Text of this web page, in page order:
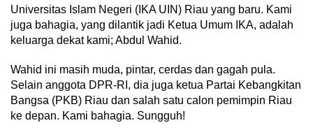
Universitas Islam Negeri (IKA UIN) Riau yang baru. Kami
juga bahagia, yang dilantik jadi Ketua Umum IKA, adalah
keluarga dekat kami; Abdul Wahid.
Wahid ini masih muda, pintar, cerdas dan gagah pula.
Selain anggota DPR-RI, dia juga ketua Partai Kebangkitan
Bangsa (PKB) Riau dan salah satu calon pemimpin Riau
ke depan. Kami bahagia. Sungguh!